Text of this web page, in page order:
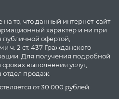
то, что данный интернет-сайт
характер и ни при
публичной офертой,
ч. 2 ст. 437 Гражданского
Для получения подробной
выполнения услуг,
отдел продаж.
от 30 000 рублей.